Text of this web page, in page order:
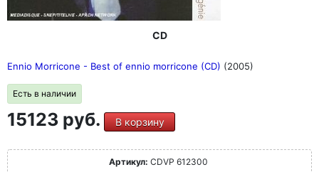
CD
Ennio Morricone - Best of ennio morricone (CD) (2005)
Есть в наличии
15123 руб. В корзину
Артикул: CDVP 612300